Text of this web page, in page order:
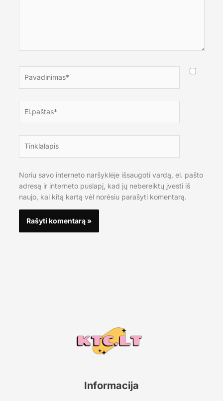
Noriu savo interneto naršyklėje išsaugoti vardą, el. pašto
adresą ir interneto puslapį, kad jų nebereiktų įvesti iš
naujo, kai kitą kartą vėl norėsiu parašyti komentarą.
Informacija